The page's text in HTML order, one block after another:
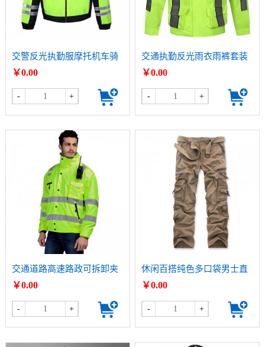
交警反光执勤服摩托机车骑
行服
￥0.00
- +
交通执勤反光雨衣雨裤套装
￥0.00
- +
交通道路高速路政可拆卸夹
克反光棉衣
￥0.00
- +
休闲百搭纯色多口袋男士直
筒休闲裤 工装长裤
￥0.00
- +